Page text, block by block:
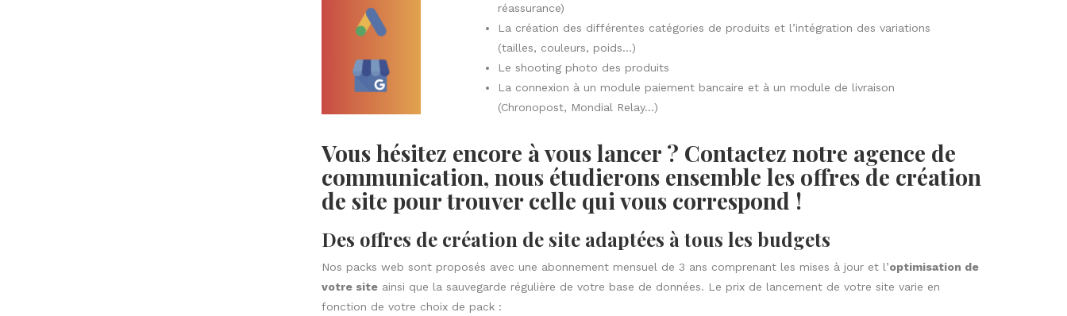
réassurance)
La création des différentes catégories de produits et l’intégration des variations
(tailles, couleurs, poids…)
Le shooting photo des produits
La connexion à un module paiement bancaire et à un module de livraison
(Chronopost, Mondial Relay…)
Vous hésitez encore à vous lancer ? Contactez notre agence de
communication, nous étudierons ensemble les offres de création
de site pour trouver celle qui vous correspond !
Des offres de création de site adaptées à tous les budgets
Nos packs web sont proposés avec une abonnement mensuel de 3 ans comprenant les mises à jour et l’optimisation de
votre siteainsi que la sauvegarde régulière de votre base de données. Le prix de lancement de votre site varie en
fonction de votre choix de pack :